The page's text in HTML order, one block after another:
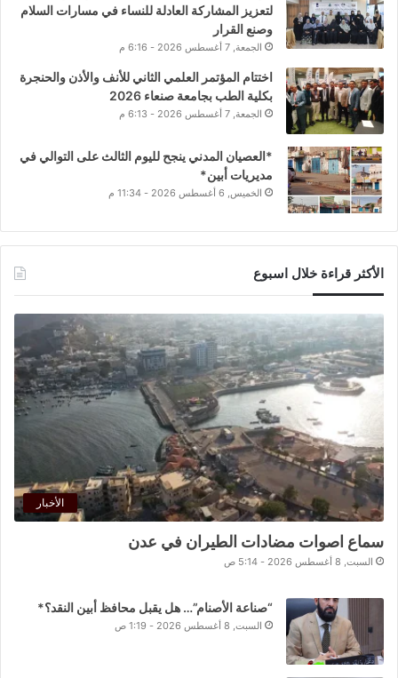
لتعزيز المشاركة العادلة للنساء في مسارات السلام
وصنع القرار
الجمعة, 7 أغسطس 2026 - 6:16 م
اختتام المؤتمر العلمي الثاني للأنف والأذن والحنجرة
بكلية الطب بجامعة صنعاء 2026
الجمعة, 7 أغسطس 2026 - 6:13 م
*العصيان المدني ينجح لليوم الثالث على التوالي في
مديريات أبين*
الخميس, 6 أغسطس 2026 - 11:34 م
الأكثر قراءة خلال اسبوع
الأخبار
سماع اصوات مضادات الطيران في عدن
السبت, 8 أغسطس 2026 - 5:14 ص
“صناعة الأصنام”… هل يقبل محافظ أبين النقد؟*
السبت, 8 أغسطس 2026 - 1:19 ص